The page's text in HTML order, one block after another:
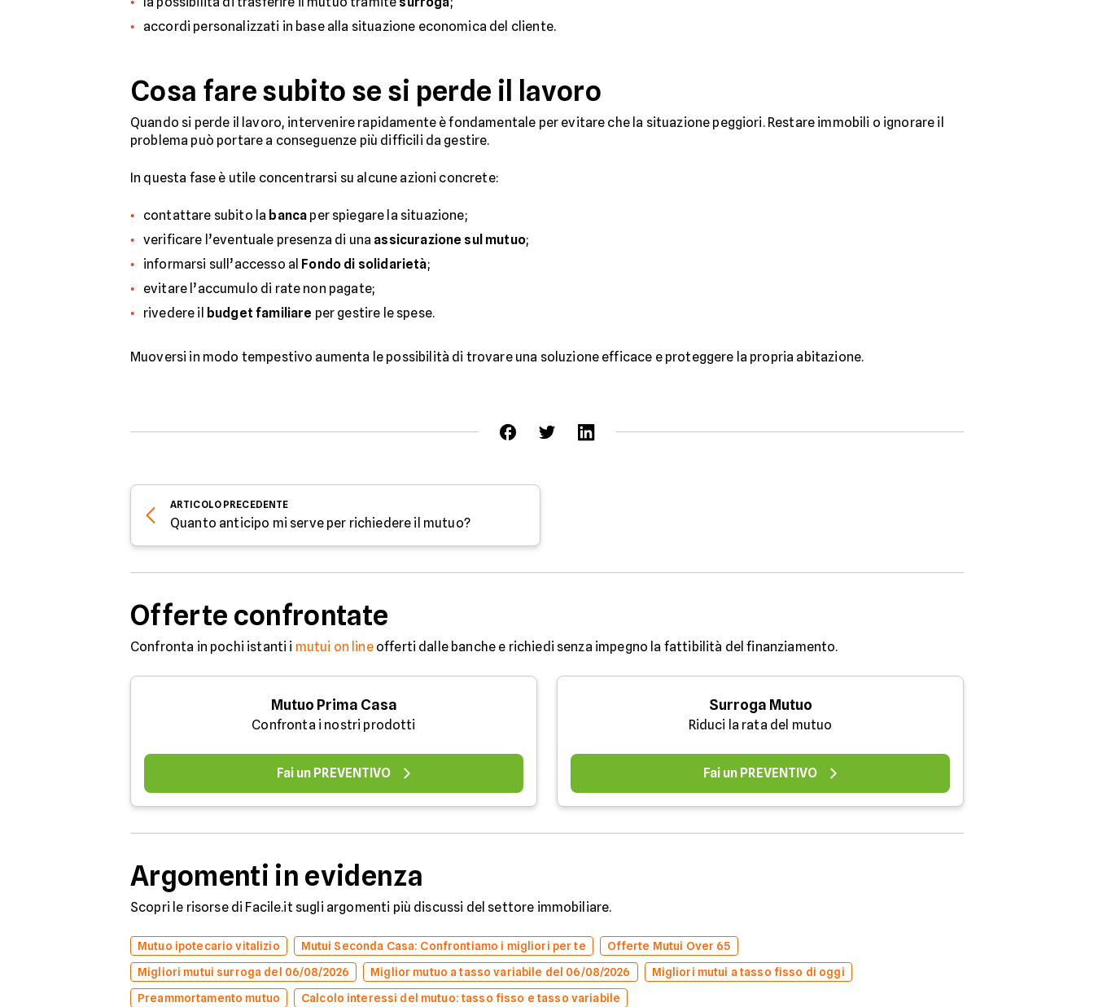
accordi personalizzati in base alla situazione economica del cliente.
Cosa fare subito se si perde il lavoro
Quando si perde il lavoro, intervenire rapidamente è fondamentale per evitare che la situazione peggiori. Restare immobili o ignorare il
problema può portare a conseguenze più difficili da gestire.
In questa fase è utile concentrarsi su alcune azioni concrete:
contattare subito la banca per spiegare la situazione;
verificare l’eventuale presenza di una assicurazione sul mutuo;
informarsi sull’accesso al Fondo di solidarietà;
evitare l’accumulo di rate non pagate;
rivedere il
budget familiare per gestire le spese.
Muoversi in modo tempestivo aumenta le possibilità di trovare una soluzione efficace e proteggere la propria abitazione.
ARTICOLO PRECEDENTE
Quanto anticipo mi serve per richiedere il mutuo?
Offerte confrontate
Confronta in pochi istanti i mutui on lineofferti dalle banche e richiedi senza impegno la fattibilità del finanziamento.
Mutuo Prima Casa
Confronta i nostri prodotti
Fai un PREVENTIVO
Surroga Mutuo
Riduci la rata del mutuo
Fai un PREVENTIVO
Argomenti in evidenza
Scopri le risorse di Facile.it sugli argomenti più discussi del settore immobiliare.
Mutuo ipotecario vitalizio Mutui Seconda Casa: Confrontiamo i migliori per te
Offerte Mutui Over 65
Migliori mutui surroga del 06/08/2026
Miglior mutuo a tasso variabile del 06/08/2026
Migliori mutui a tasso fisso di oggi
Preammortamento mutuo
Calcolo interessi del mutuo: tasso fisso e tasso variabile